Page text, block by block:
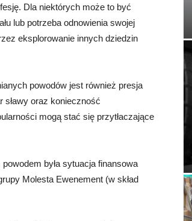
Dla niektórych może to być
lub potrzeba odnowienia swojej
eksplorowanie innych dziedzin
powodów jest również presja
sławy oraz konieczność
mogą stać się przytłaczające
była sytuacja finansowa
Molesta Ewenement (w skład